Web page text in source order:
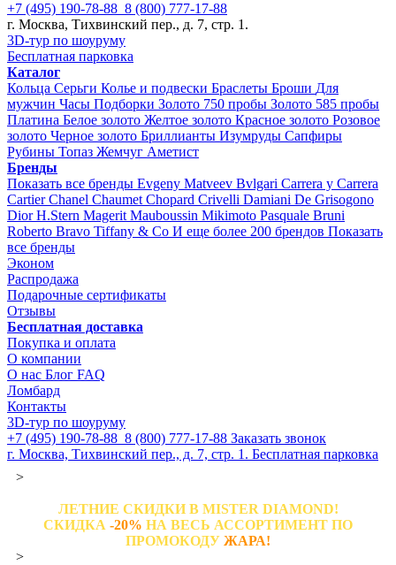
+7 (495) 190-78-88 8 (800) 777-17-88
г. Москва, Тихвинский пер., д. 7, стр. 1.
3D-тур по шоуруму
Бесплатная парковка
Каталог
Кольца Серьги Колье и подвески Браслеты Броши Для
мужчин Часы Подборки Золото 750 пробы Золото 585 пробы
Платина Белое золото Желтое золото Красное золото Розовое
золото Черное золото Бриллианты Изумруды Сапфиры
Рубины Топаз Жемчуг Аметист
Бренды
Показать все бренды Evgeny Matveev Bvlgari Carrera y Carrera
CartierChanel Chaumet Chopard Crivelli Damiani De Grisogono
DiorH.Stern Magerit Mauboussin Mikimoto Pasquale Bruni
Roberto Bravo Tiffany & Co И еще более 200 брендов Показать
все бренды
Эконом
Распродажа
Подарочные сертификаты
Отзывы
Бесплатная доставка
Покупка и оплата
О компании
О нас Блог FAQ
Ломбард
Контакты
3D-тур по шоуруму
+7 (495) 190-78-88 8 (800) 777-17-88 Заказать звонок
г. Москва, Тихвинский пер., д. 7, стр. 1. Бесплатная парковка
>
ЛЕТНИЕ СКИДКИ В MISTER DIAMOND!
СКИДКА -20% НА ВЕСЬ АССОРТИМЕНТ ПО
ПРОМОКОДУ ЖАРА!
>